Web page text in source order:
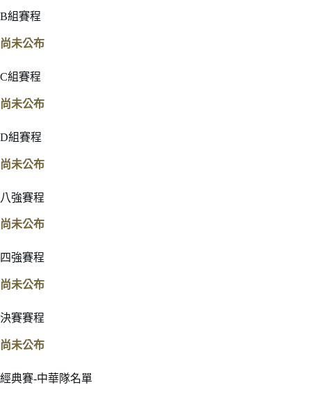
B組賽程
尚未公布
C組賽程
尚未公布
D組賽程
尚未公布
八強賽程
尚未公布
四強賽程
尚未公布
決賽賽程
尚未公布
經典賽-中華隊名單